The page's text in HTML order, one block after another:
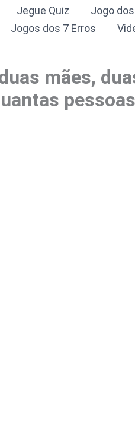
Jegue Quiz Jogo
Jogos dos 7 Erros
mães,